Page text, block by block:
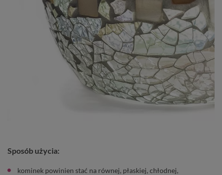
Sposób użycia:
kominek powinien stać na równej, płaskiej, chłodnej,